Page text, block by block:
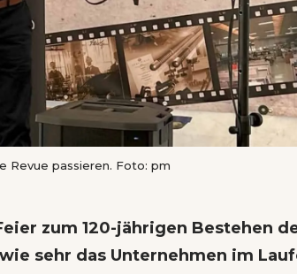
Revue passieren. Foto: pm
zum 120-jährigen Bestehen
sehr das Unternehmen im